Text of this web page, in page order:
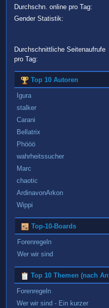
Durchschn. online pro Tag:
Gender Statistik:
Durchschnittliche Seitenaufrufe
pro Tag:
Top 10 Autoren
Igura
stalker
Carani
Bellatrix
Phööö
wahrheitssucher
Marc
chaotic
ArdinavonArkon
Wippi
Top-10-Boards
Forenregeln
Wer wir sind
Top 10 Themen (nach
Forenregeln
Wer wir sind - Ein kurzer